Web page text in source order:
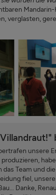
verglasten,
unsere
Team und
fiel,
Danke,